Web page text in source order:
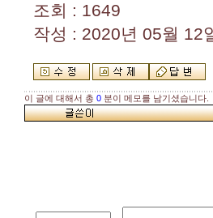
조회 : 1649
작성 : 2020년 05월 12
이 글에 대해서 총 0 분이 메모를 남기셨습니다.